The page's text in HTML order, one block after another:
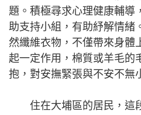
題。積極尋求心理健康輔導
助支持小組，有助紓解情緒
然纖維衣物，不僅帶來身體
起一定作用，棉質或羊毛的
抱，對安撫緊張與不安不無
住在大埔區的居民，這